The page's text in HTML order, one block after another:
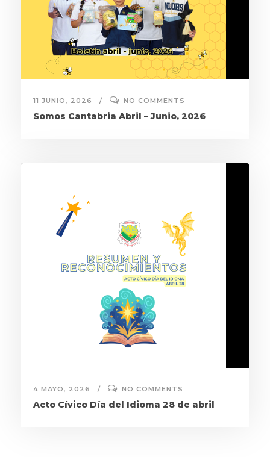
11 JUNIO, 2026 NO COMMENTS
Somos Cantabria Abril – Junio, 2026
4 MAYO, 2026 NO COMMENTS
Acto Cívico Día del Idioma 28 de abril